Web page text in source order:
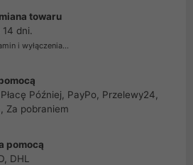
towaru
dni.
i wyłączenia...
Później, PayPo, Przelewy24,
Za pobraniem
pomocą
DHL